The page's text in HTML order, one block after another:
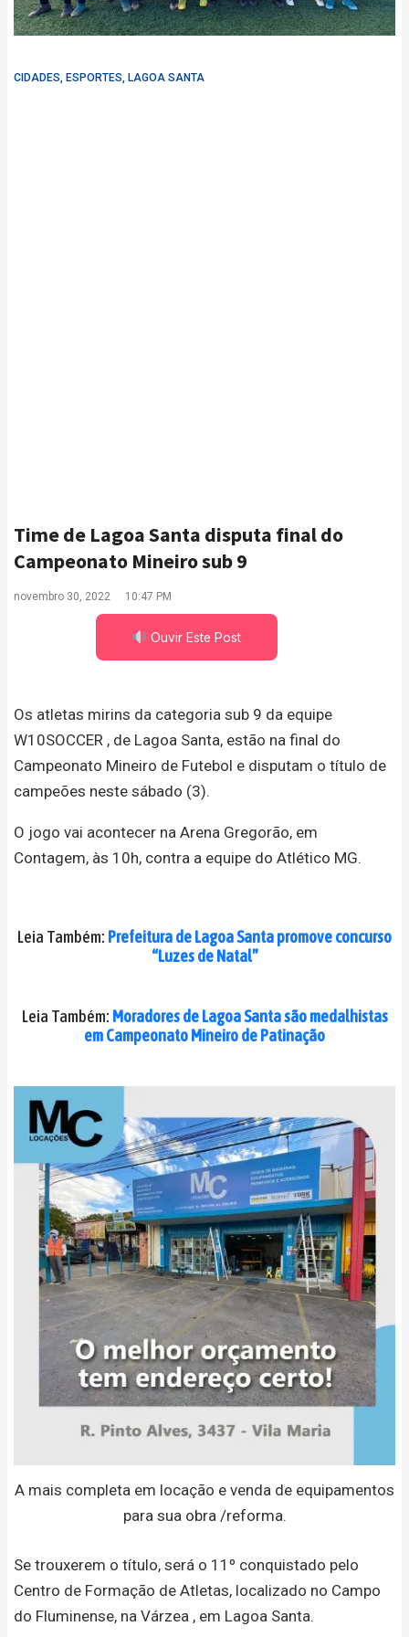
CIDADES, ESPORTES, LAGOA SANTA
Time de Lagoa Santa disputa final do
Campeonato Mineiro sub 9
novembro 30, 2022 10:47 PM
Ouvir Este Post
Os atletas mirins da categoria sub 9 da equipe
W10SOCCER , de Lagoa Santa, estão na final do
Campeonato Mineiro de Futebol e disputam o título de
campeões neste sábado (3).
O jogo vai acontecer na Arena Gregorão, em
Contagem, às 10h, contra a equipe do Atlético MG.
Leia Também: Prefeitura de Lagoa Santa promove concurso
“Luzes de Natal”
Leia Também: Moradores de Lagoa Santa são medalhistas
em Campeonato Mineiro de Patinação
A mais completa em locação e venda de equipamentos
para sua obra /reforma.
Se trouxerem o título, será o 11º conquistado pelo
Centro de Formação de Atletas, localizado no Campo
do Fluminense, na Várzea , em Lagoa Santa.